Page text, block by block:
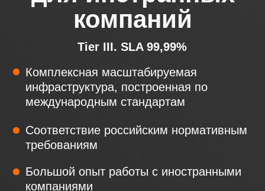
Комплексная масштабируемая
инфраструктура, построенная по
международным стандартам
Соответствие российским нормативным
Большой опыт работы с иностранными
компаниями
оформлении заявки до 31.12.2025